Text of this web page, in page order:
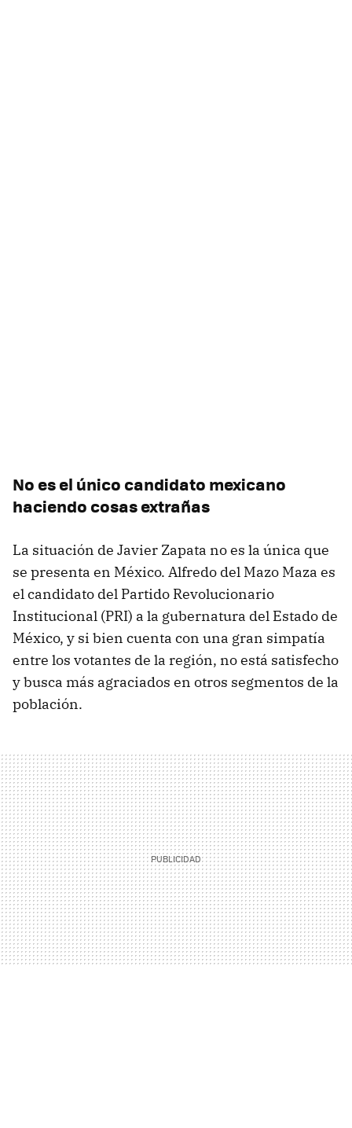
No es el único candidato mexicano
haciendo cosas extrañas
La situación de Javier Zapata no es la única que
se presenta en México. Alfredo del Mazo Maza es
el candidato del Partido Revolucionario
Institucional (PRI) a la gubernatura del Estado de
México, y si bien cuenta con una gran simpatía
entre los votantes de la región, no está satisfecho
y busca más agraciados en otros segmentos de la
población.